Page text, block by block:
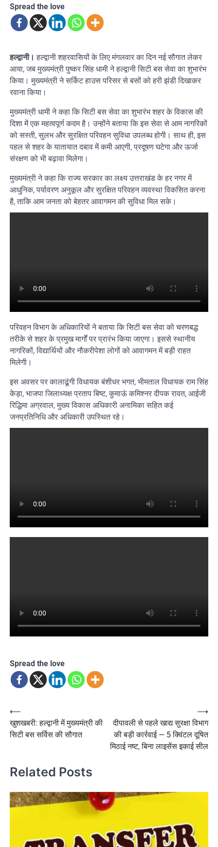
Spread the love
हल्द्वानी। हल्द्वानी शहरवासियों के लिए मंगलवार का दिन नई सौगात लेकर
आया, जब मुख्यमंत्री पुष्कर सिंह धामी ने हल्द्वानी सिटी बस सेवा का शुभारंभ
किया। मुख्यमंत्री ने सर्किट हाउस परिसर से बसों को हरी झंडी दिखाकर
रवाना किया।
मुख्यमंत्री धामी ने कहा कि सिटी बस सेवा का शुभारंभ शहर के विकास की
दिशा में एक महत्वपूर्ण कदम है। उन्होंने बताया कि इस सेवा से आम नागरिकों
को सस्ती, सुलभ और सुरक्षित परिवहन सुविधा उपलब्ध होगी। साथ ही, इस
पहल से शहर के यातायात दबाव में कमी आएगी, प्रदूषण घटेगा और ऊर्जा
संरक्षण को भी बढ़ावा मिलेगा।
मुख्यमंत्री ने कहा कि राज्य सरकार का लक्ष्य उत्तराखंड के हर नगर में
आधुनिक, पर्यावरण अनुकूल और सुरक्षित परिवहन व्यवस्था विकसित करना
है, ताकि आम जनता को बेहतर आवागमन की सुविधा मिल सके।
परिवहन विभाग के अधिकारियों ने बताया कि सिटी बस सेवा को चरणबद्ध
तरीके से शहर के प्रमुख मार्गों पर प्रारंभ किया जाएगा। इससे स्थानीय
नागरिकों, विद्यार्थियों और नौकरीपेशा लोगों को आवागमन में बड़ी राहत
मिलेगी।
इस अवसर पर कालाढूंगी विधायक बंशीधर भगत, भीमताल विधायक राम सिंह
केड़ा, भाजपा जिलाध्यक्ष प्रताप बिष्ट, कुमाऊं कमिश्नर दीपक रावत, आईजी
रिद्धिमा अग्रवाल, मुख्य विकास अधिकारी अनामिका सहित कई
जनप्रतिनिधि और अधिकारी उपस्थित रहे।
Spread the love
Post
navigation
⟵
खुशखबरी: हल्द्वानी में मुख्यमंत्री की
सिटी बस सर्विस की सौगात
दीपावली से पहले खाद्य सुरक्षा विभाग
की बड़ी कार्रवाई — 5 क्विंटल दूषित
मिठाई नष्ट, बिना लाइसेंस इकाई सील
⟶
Related Posts